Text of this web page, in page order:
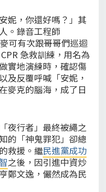
妮，你還好嗎？」其
。錄音工程師
可有次跟哥哥們巡迴
急救訓練，用名為
實地演練時，確認傷
及反覆呼喊「安妮，
麥克的腦海，成了日
夜行者」最終被繩之
的「神鬼罪犯」卻總
救援。繼民進黨成功
之後，因引進中資炒
鄭文逸，儼然成為民